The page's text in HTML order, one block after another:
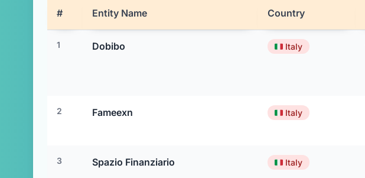
Entities flagged as non-compliant by European regulators
# Entity Name Country
1 Dobibo 🇮🇹 Italy
2 Fameexn 🇮🇹 Italy
3 Spazio Finanziario 🇮🇹 Italy